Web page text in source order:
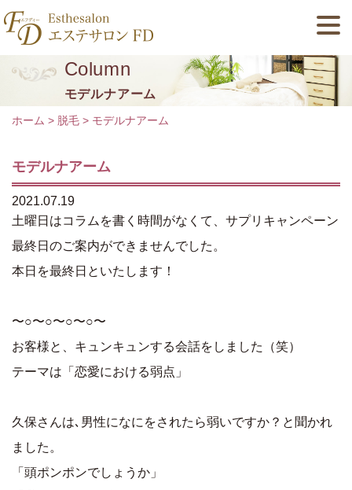
Column
モデルナアーム
ホーム > 脱毛 > モデルナアーム
モデルナアーム
2021.07.19
土曜日はコラムを書く時間がなくて、サプリキャンペーン
最終日のご案内ができませんでした。
本日を最終日といたします！
〜○〜○〜○〜○〜
お客様と、キュンキュンする会話をしました（笑）
テーマは「恋愛における弱点」
久保さんは､男性になにをされたら弱いですか？と聞かれ
ました。
「頭ポンポンでしょうか」